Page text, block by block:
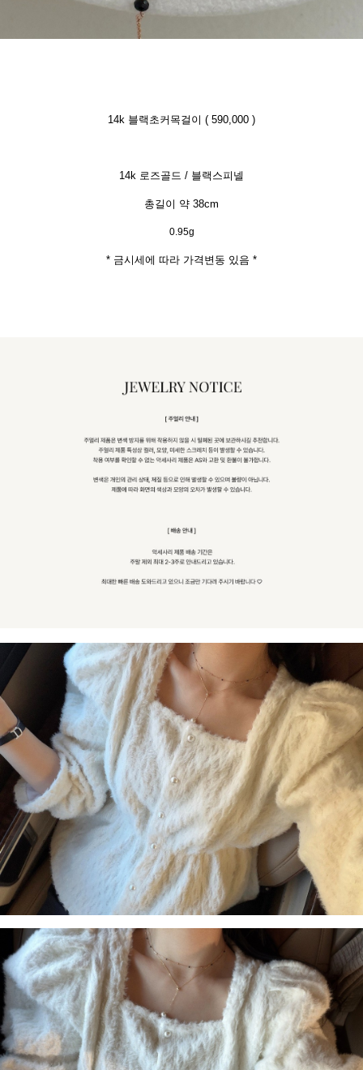
14k 블랙초커목걸이 ( 590,000 )
14k 로즈골드 / 블랙스피넬
총길이 약 38cm
0.95g
* 금시세에 따라 가격변동 있음 *